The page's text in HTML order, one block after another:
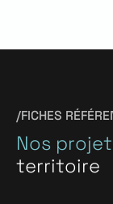
/FICHES
Nos
territoire